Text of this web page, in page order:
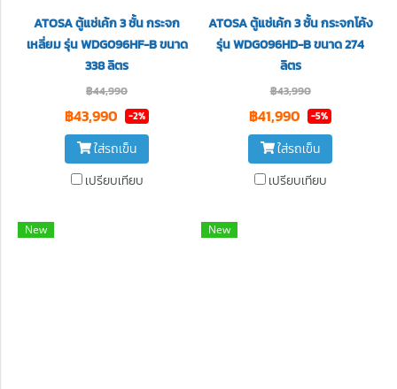
ATOSA ตู้แช่เค้ก 3 ชั้น กระจก
เหลี่ยม รุ่น WDG096HF-B ขนาด
338 ลิตร
฿44,990
฿43,990 -2%
ใส่รถเข็น
เปรียบเทียบ
ATOSA ตู้แช่เค้ก 3 ชั้น กระจกโค้ง
รุ่น WDG096HD-B ขนาด 274
ลิตร
฿43,990
฿41,990 -5%
ใส่รถเข็น
เปรียบเทียบ
New New